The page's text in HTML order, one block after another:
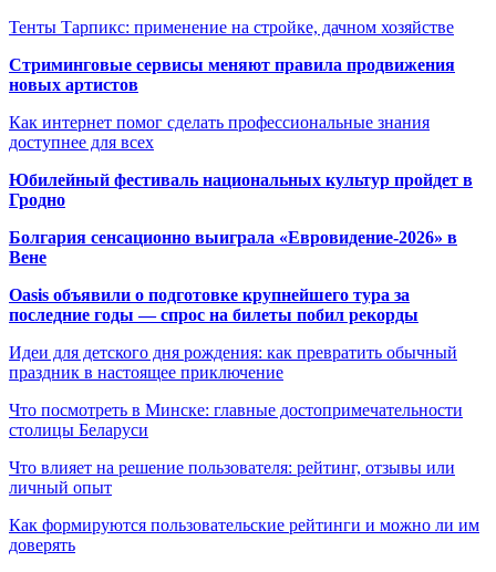
Тенты Тарпикс: применение на стройке, дачном хозяйстве
Стриминговые сервисы меняют правила продвижения
новых артистов
Как интернет помог сделать профессиональные знания
доступнее для всех
Юбилейный фестиваль национальных культур пройдет в
Гродно
Болгария сенсационно выиграла «Евровидение-2026» в
Вене
Oasis объявили о подготовке крупнейшего тура за
последние годы — спрос на билеты побил рекорды
Идеи для детского дня рождения: как превратить обычный
праздник в настоящее приключение
Что посмотреть в Минске: главные достопримечательности
столицы Беларуси
Что влияет на решение пользователя: рейтинг, отзывы или
личный опыт
Как формируются пользовательские рейтинги и можно ли им
доверять